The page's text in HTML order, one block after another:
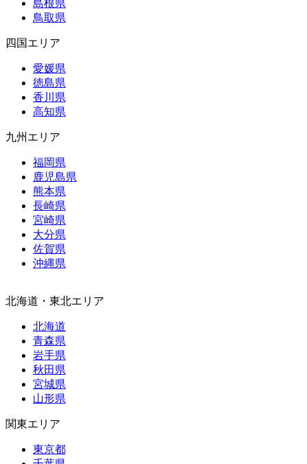
島根県
鳥取県
四国エリア
愛媛県
徳島県
香川県
高知県
九州エリア
福岡県
鹿児島県
熊本県
長崎県
宮崎県
大分県
佐賀県
沖縄県
北海道・東北エリア
北海道
青森県
岩手県
秋田県
宮城県
山形県
関東エリア
東京都